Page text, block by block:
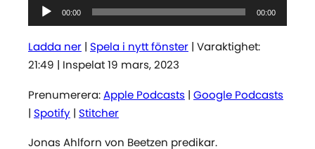
Ljudspelare
00:00 00:00
Ladda ner Spela i nytt fönster
Varaktighet:
21:49
Inspelat 19 mars, 2023
Prenumerera: Apple Podcasts
Google Podcasts
Spotify Stitcher
Jonas Ahlforn von Beetzen predikar.